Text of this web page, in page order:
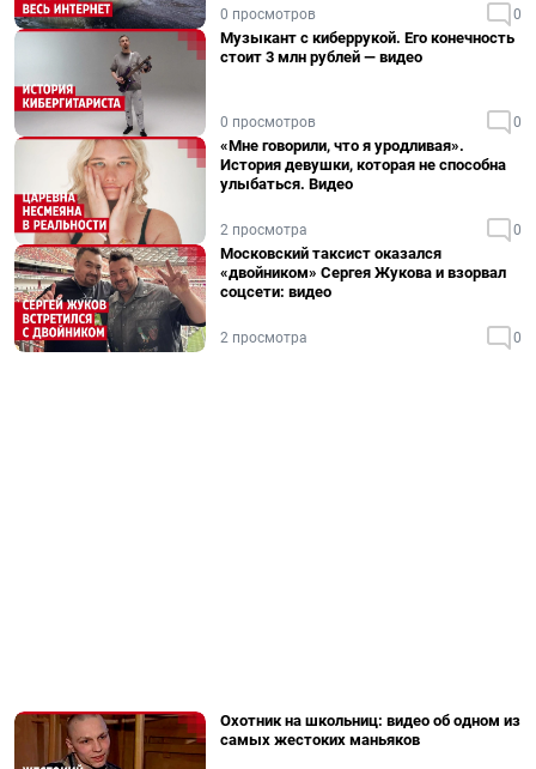
0 просмотров 0
Музыкант с киберрукой. Его конечность
стоит 3 млн рублей — видео
0 просмотров 0
«Мне говорили, что я уродливая».
История девушки, которая не способна
улыбаться. Видео
2 просмотра 0
Московский таксист оказался
«двойником» Сергея Жукова и взорвал
соцсети: видео
2 просмотра 0
Охотник на школьниц: видео об одном из
самых жестоких маньяков